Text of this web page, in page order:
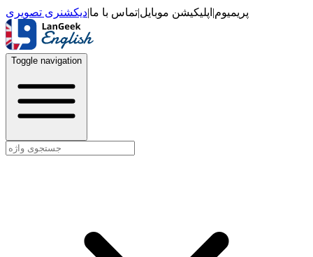
پریمیوم| اپلیکیشن موبایل|تماس با ما|دیکشنری تصویری
Toggle navigation